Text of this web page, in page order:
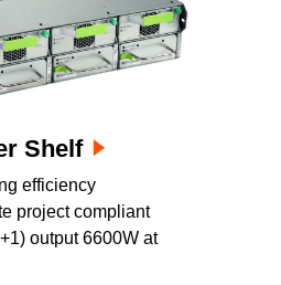
Shelf
efficiency
project compliant
output 6600W at